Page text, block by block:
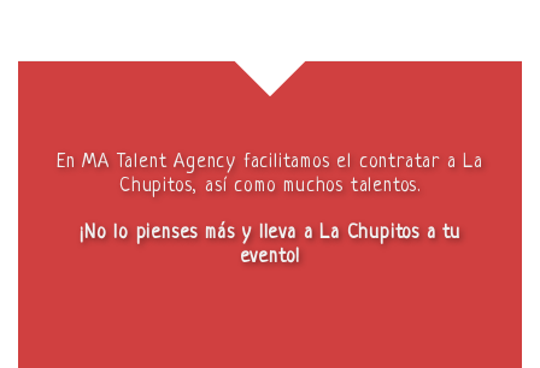
En MA Talent Agency facilitamos el contratar a La
Chupitos, así como muchos talentos.
¡No lo pienses más y lleva a La Chupitos a tu
evento!